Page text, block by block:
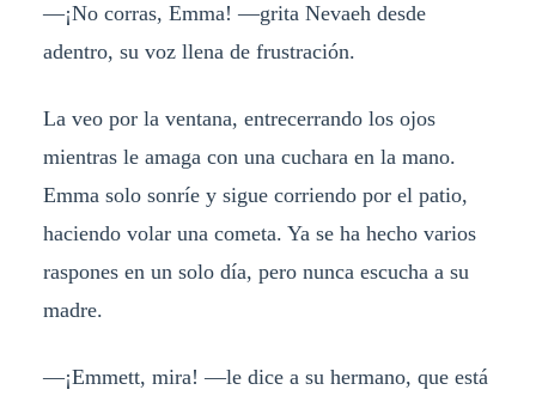
—¡No corras, Emma! —grita Nevaeh desde
adentro, su voz llena de frustración.
La veo por la ventana, entrecerrando los ojos
mientras le amaga con una cuchara en la mano.
Emma solo sonríe y sigue corriendo por el patio,
haciendo volar una cometa. Ya se ha hecho varios
raspones en un solo día, pero nunca escucha a su
madre.
—¡Emmett, mira! —le dice a su hermano, que está